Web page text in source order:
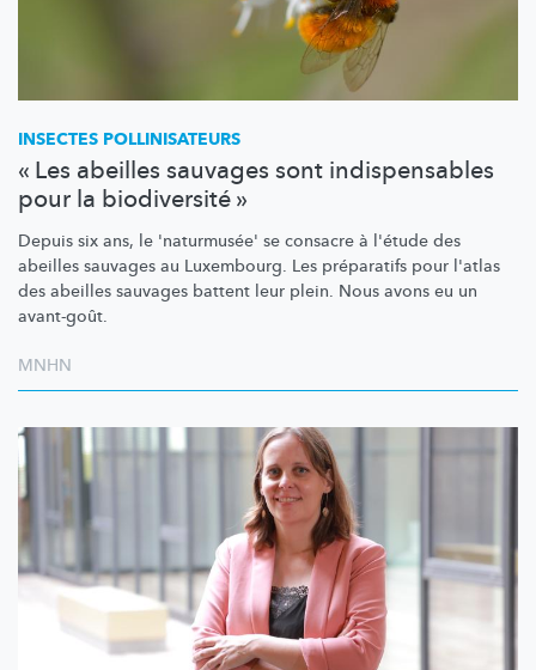
INSECTES POLLINISATEURS
« Les abeilles sauvages sont indispensables
pour la biodiversité »
Depuis six ans, le 'naturmusée' se consacre à l'étude des
abeilles sauvages au Luxembourg. Les préparatifs pour l'atlas
des abeilles sauvages battent leur plein. Nous avons eu un
avant-goût.
MNHN